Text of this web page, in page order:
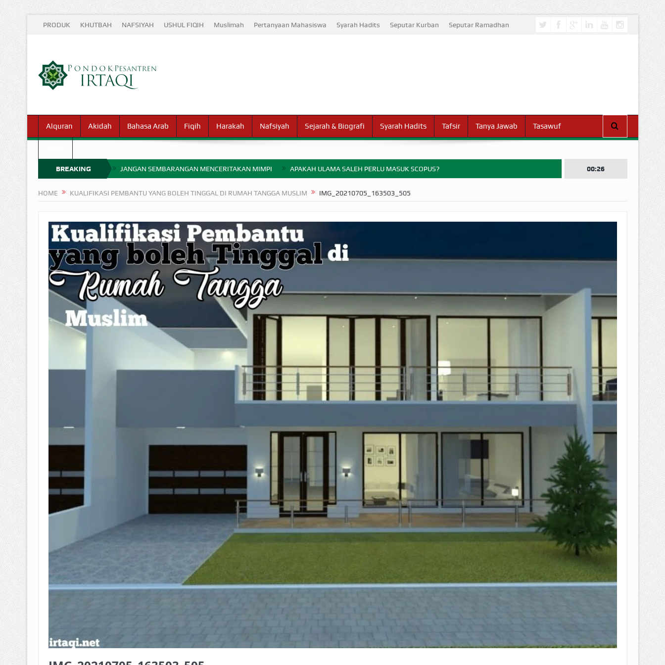
PRODUK KHUTBAH NAFSIYAH USHUL FIQIH Muslimah Pertanyaan Mahasiswa Syarah Hadits Seputar Kurban Seputar Ramadhan
Alquran Akidah Bahasa Arab Fiqih Harakah Nafsiyah Sejarah & Biografi Syarah Hadits Tafsir Tanya Jawab Tasawuf
BREAKING
NEWS
JANGAN SEMBARANGAN MENCERITAKAN MIMPI APAKAH ULAMA SALEH PERLU MASUK SCOPUS?
BAGAIMANA CARA MEMBAYAR ZAKAT UANG? UANG HARAM BISA MENJADI HALAL JIKA SEBAB KEPEMILIKANNYA BERUBAH
ISTIDLAL BATIL VS ISTIDLAL SYAR’I BAHASA CINTA KARENA ALLAH
HUKUM MEMBAYAR ZAKAT KEPADA KERABAT SENDIRI
00:26
HOME KUALIFIKASI PEMBANTU YANG BOLEH TINGGAL DI RUMAH TANGGA MUSLIM IMG_20210705_163503_505